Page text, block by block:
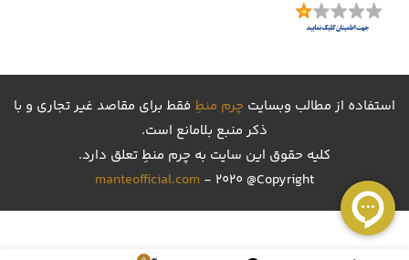
استفاده از مطالب وبسایت چرم منطِ فقط برای مقاصد غیر تجاری و با
ذکر منبع بلامانع است.
کليه حقوق اين سايت به چرم منطِ تعلق دارد.
manteofficial.com - 2020 @Copyright